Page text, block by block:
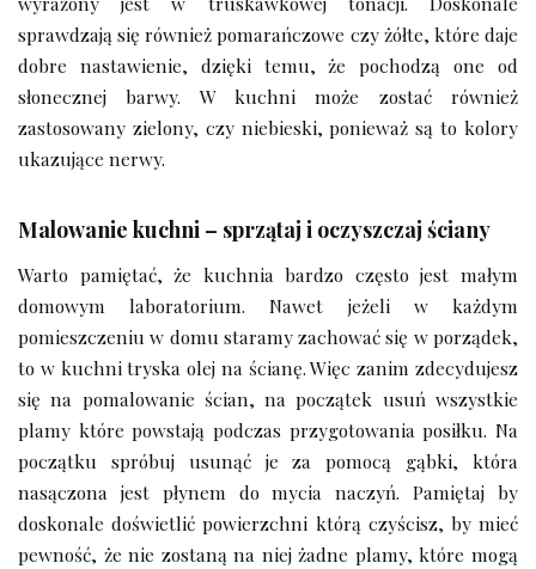
sprawdzają się również pomarańczowe czy żółte, które daje
dobre nastawienie, dzięki temu, że pochodzą one od
słonecznej barwy. W kuchni może zostać również
zastosowany zielony, czy niebieski, ponieważ są to kolory
ukazujące nerwy.
Malowanie kuchni – sprzątaj i oczyszczaj ściany
Warto pamiętać, że kuchnia bardzo często jest małym
domowym laboratorium. Nawet jeżeli w każdym
pomieszczeniu w domu staramy zachować się w porządek,
to w kuchni tryska olej na ścianę. Więc zanim zdecydujesz
się na pomalowanie ścian, na początek usuń wszystkie
plamy które powstają podczas przygotowania posiłku. Na
początku spróbuj usunąć je za pomocą gąbki, która
nasączona jest płynem do mycia naczyń. Pamiętaj by
doskonale doświetlić powierzchni którą czyścisz, by mieć
pewność, że nie zostaną na niej żadne plamy, które mogą